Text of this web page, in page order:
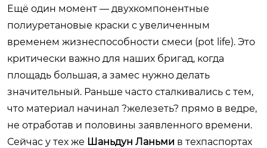
Ещё один момент — двухкомпонентные
полиуретановые краски с увеличенным
временем жизнеспособности смеси (pot life). Это
критически важно для наших бригад, когда
площадь большая, а замес нужно делать
значительный. Раньше часто сталкивались с тем,
что материал начинал ?железеть? прямо в ведре,
не отработав и половины заявленного времени.
Сейчас у тех же Шаньдун Ланьми в техпаспортах